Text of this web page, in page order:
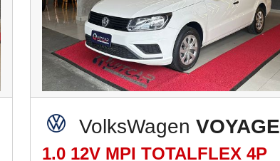
VolksWagen VOYAGE
1.0 12V MPI TOTALFLEX 4P